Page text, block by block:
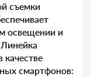
съемки
освещении и
качестве
смартфонов: